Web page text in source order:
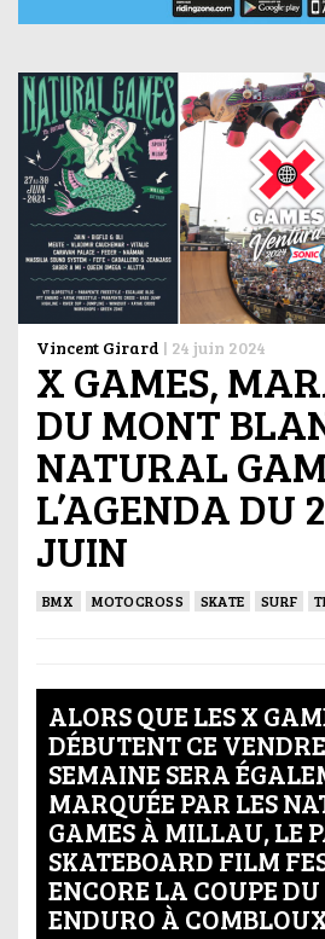
Vincent Girard | 24 juin 2024
X GAMES,
DU MONT
NATURAL
L’AGENDA DU
JUIN
BMX MOTOCROSS SKATE SURF
ALORS QUE LES X
DÉBUTENT CE
SEMAINE SERA
MARQUÉE PAR LES
GAMES À MILLAU, LE
SKATEBOARD FILM
ENCORE LA COUPE
ENDURO À